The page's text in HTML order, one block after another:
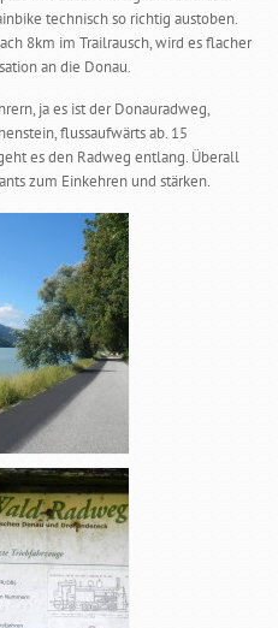
technisch so richtig austoben.
8km im Trailrausch, wird es flacher
an die Donau.
ja es ist der Donauradweg,
flussaufwärts ab. 15
es den Radweg entlang. Überall
zum Einkehren und stärken.